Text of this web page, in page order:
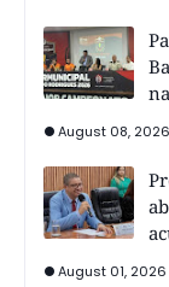
August 08, 2026
August 01, 2026